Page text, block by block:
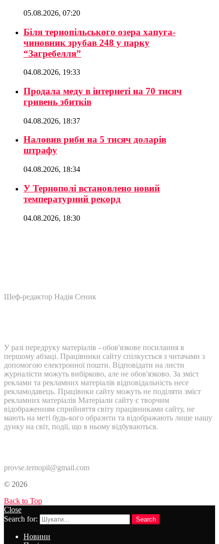
05.08.2026, 07:20
Біля тернопільського озера хапуга-
чиновник зрубав 248 у парку
“Загребелля”
04.08.2026, 19:33
Продала меду в інтернеті на 70 тисяч
гривень збитків
04.08.2026, 18:37
Наловив риби на 5 тисяч доларів
штрафу
04.08.2026, 18:34
У Тернополі встановлено новий
температурний рекорд
04.08.2026, 18:30
Шеф-редактор Надія Сеник
У разі передруку матеріалів - обов'язкове посилання в
першому абзаці. Працівники сайту спілкується з читачами з
допомогою електронної пошти. Відповідати на листи
журналісти можуть вибірково, але не обов'язково. За зміст
реклами та рекламних матеріалів відповідальність несе
рекламодавець. Працівнки сайту можуть не поділяти зміст
рекламних матеріалів Матеріали сайту є творчим
відображенням сприйняття світу працівниками сайту, не
мають на меті будь-кого образити та відображають лише нашу
дуику на світ, події, що в ньому відбуваються.
provse.ternopil@gmail.com
© 2026
Back to Top
Close
Search for:
Search
Новини